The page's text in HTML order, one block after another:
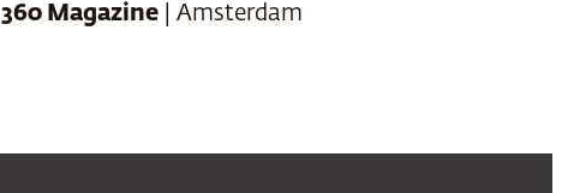
360 Magazine| Amsterdam